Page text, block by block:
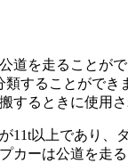
道を走ることが
類することがで
するときに使用さ
11t以上であり、
カーは公道を走